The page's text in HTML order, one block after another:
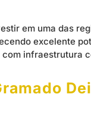
em uma das
excelente
com infraestrutura